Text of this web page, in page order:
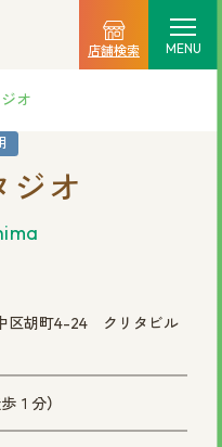
店舗検索 MENU
オ
ジオ
区胡町4-24 クリタビル
１分）